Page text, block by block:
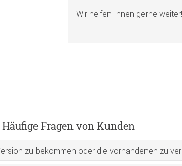
Wir helfen Ihnen gerne weiter!
Häufige Fragen von Kunden
zu bekommen oder die vorhandenen zu